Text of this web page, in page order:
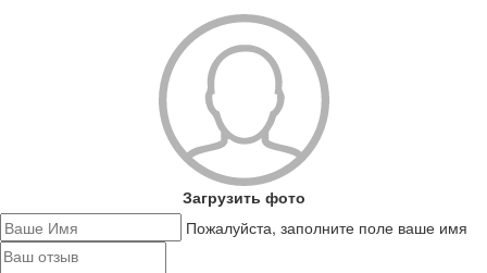
Загрузить фото
Пожалуйста, заполните поле ваше имя